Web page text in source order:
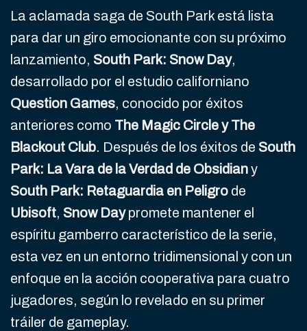
La aclamada saga de South Park está lista
para dar un giro emocionante con su próximo
lanzamiento, South Park: Snow Day,
desarrollado por el estudio californiano
Question Games, conocido por éxitos
anteriores como The Magic Circle y The
Blackout Club. Después de los éxitos de South
Park: La Vara de la Verdad de Obsidiany
South Park: Retaguardia en Peligro de
Ubisoft, Snow Daypromete mantener el
espíritu gamberro característico de la serie,
esta vez en un entorno tridimensional y con un
enfoque en la acción cooperativa para cuatro
jugadores, según lo revelado en su primer
tráiler de gameplay.